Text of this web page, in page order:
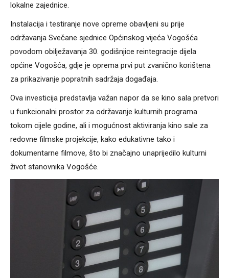
lokalne zajednice.
Instalacija i testiranje nove opreme obavljeni su prije
održavanja Svečane sjednice Općinskog vijeća Vogošća
povodom obilježavanja 30. godišnjice reintegracije dijela
općine Vogošća, gdje je oprema prvi put zvanično korištena
za prikazivanje popratnih sadržaja događaja.
Ova investicija predstavlja važan napor da se kino sala pretvori
u funkcionalni prostor za održavanje kulturnih programa
tokom cijele godine, ali i mogućnost aktiviranja kino sale za
redovne filmske projekcije, kako edukativne tako i
dokumentarne filmove, što bi značajno unaprijedilo kulturni
život stanovnika Vogošće.